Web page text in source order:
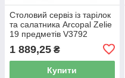
Столовий сервіз із тарілок
та салатника Arcopal Zelie
19 предметів V3792
1 889,25 ₴
Купити